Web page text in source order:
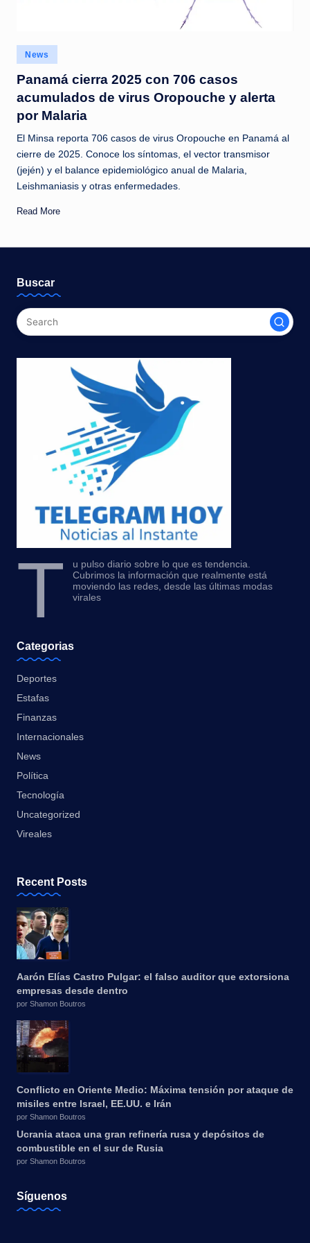
a
s
a
l
i
n
s
t
t
e
Posted
in
News
Panamá cierra 2025 con 706 casos
acumulados de virus Oropouche y alerta
por Malaria
El Minsa reporta 706 casos de virus Oropouche en Panamá al
cierre de 2025. Conoce los síntomas, el vector transmisor
(jején) y el balance epidemiológico anual de Malaria,
Leishmaniasis y otras enfermedades.
Read More
Buscar
T
u pulso diario sobre lo que es tendencia.
Cubrimos la información que realmente está
moviendo las redes, desde las últimas modas
virales
Categorias
Deportes
Estafas
Finanzas
Internacionales
News
Política
Tecnología
Uncategorized
Vireales
Recent Posts
Aarón Elías Castro Pulgar: el falso auditor que extorsiona
empresas desde dentro
por Shamon Boutros
Conflicto en Oriente Medio: Máxima tensión por ataque de
misiles entre Israel, EE.UU. e Irán
por Shamon Boutros
Ucrania ataca una gran refinería rusa y depósitos de
combustible en el sur de Rusia
por Shamon Boutros
Síguenos